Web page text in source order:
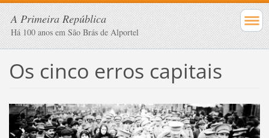
A Primeira República
Há 100 anos em São Brás de Alportel
Os cinco erros capitais